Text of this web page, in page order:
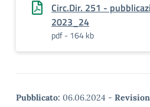
Circ.Dir. 251 -
2023_24
pdf - 164 kb
Pubblicato: 06.06.2024 -